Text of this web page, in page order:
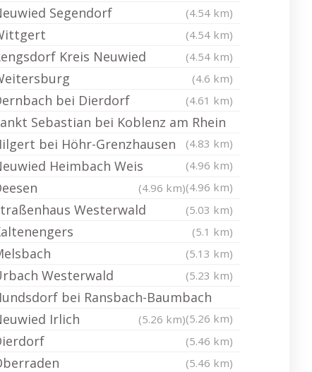
Segendorf (4.54 km)
(4.54 km)
Kreis Neuwied (4.54 km)
(4.6 km)
bei Dierdorf (4.61 km)
Sebastian bei Koblenz am Rhein
(4.83 km)
bei Höhr-Grenzhausen
(4.96 km)
Heimbach Weis
(4.96 km)
(4.96 km)
Westerwald (5.03 km)
(5.1 km)
(5.13 km)
Westerwald (5.23 km)
bei Ransbach-Baumbach
(5.26 km)
Irlich (5.26 km)
(5.46 km)
(5.46 km)